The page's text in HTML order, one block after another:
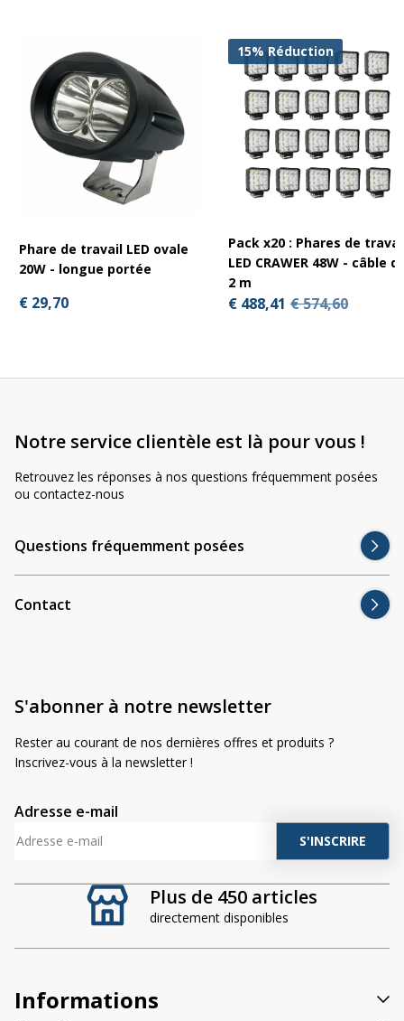
Phare de travail LED ovale
20W - longue portée
€ 29,70
15% Réduction
Pack x20 : Phares de
LED CRAWER 48W - câble
2 m
€ 488,41 € 574,60
Plus de 450 articles
directement disponibles
Notre service clientèle est là pour vous !
Retrouvez les réponses à nos questions fréquemment posées
ou contactez-nous
Questions fréquemment posées
Contact
S'abonner à notre newsletter
Rester au courant de nos dernières offres et produits ?
Inscrivez-vous à la newsletter !
Adresse e-mail
A
t
iInformations